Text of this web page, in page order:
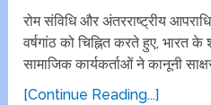
रोम संविधि और अंतरराष्ट्रीय
वर्षगांठ को चिह्नित करते हुए, भारत के
सामाजिक कार्यकर्ताओं ने कानूनी
[Continue Reading...]